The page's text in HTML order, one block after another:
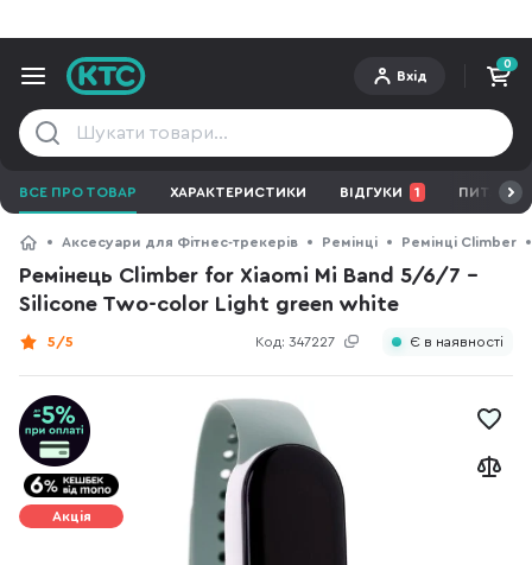
Вхід
0
ВСЕ ПРО ТОВАР ХАРАКТЕРИСТИКИ ВІДГУКИ 1 ПИТАННЯ
Аксесуари для Фітнес-трекерів Ремінці Ремінці Climber
Ремінець Climber for Xiaomi Mi Band 5/6/7 -
Silicone Two-color Light green white
Код: 347227
5/5 Є в наявності
Акція